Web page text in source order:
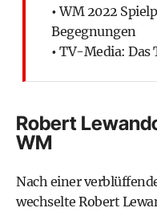
• WM 2022
Begegnungen
• TV-Media: Das
Robert
WM
Nach einer
wechselte Robert